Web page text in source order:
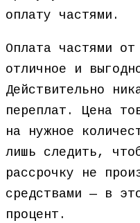
оплату частями.
Оплата частями
отличное и
Действительно
переплат. Цена
на нужное
лишь следить,
рассрочку не
средствами — в
процент.